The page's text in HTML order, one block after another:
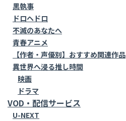
黒執事
ドロヘドロ
不滅のあなたへ
青春アニメ
【作者・声優別】おすすめ関連作品
異世界へ浸る推し時間
映画
ドラマ
VOD・配信サービス
U-NEXT